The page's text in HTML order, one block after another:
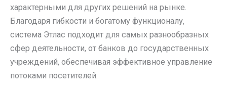
характерными для других решений на рынке.
Благодаря гибкости и богатому функционалу,
система Этлас подходит для самых разнообразных
сфер деятельности, от банков до государственных
учреждений, обеспечивая эффективное управление
потоками посетителей.